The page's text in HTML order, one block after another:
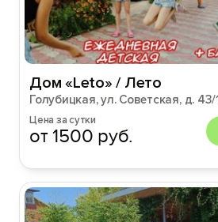
Дом «Leto» / Лето
Голубицкая, ул. Советская, д. 43/
Цена за сутки
от 1500 руб.